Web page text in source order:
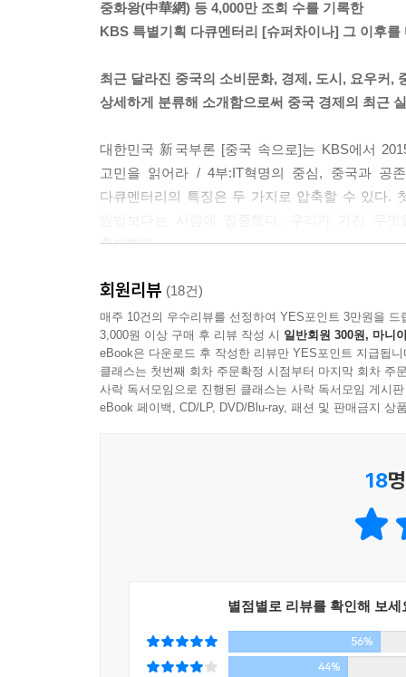
운데 눈여겨 볼 대목이 있다. 바로 선물을 하기 위
2008년 화학물질 멜라닌에 오염된 분유가 유통되
다. 어린 아이들이기에 수술 등의 치료가 쉽지 않
만, 엄마들은 분노를 가라앉힐 수는 없었다. 그 이
로 13명이 사망했고, 2008년에는 멜라닌 분유 파
유를 구하기 위해 외국으로 원정까지 갔다. 독일
분유 생산량이 2013년의 2배임에도 부족했다. 프
닝도 있었다. ---「Part-3. 중국, 무엇을 고민하고 있
반응은 뜨거웠다. 2014년에 600만 명이라는 게
게임사는 매년 3,000억 원이 넘는 영업이익을 올
의 반응은 업계 관계자들을 놀라게 했다. 메신저
하며 삼성전자의 시가총액 217조 원을 따라잡았다.
한국 게임이 중국에서 성공한 비결은 무엇일까?
색과 황금색, 용무늬를 게임에 적극 활용했다. 배
중화왕(中華網) 등 4,000만 조회 수를 기록한
KBS 특별기획 다큐멘터리 [슈퍼차이나] 그 이후를
최근 달라진 중국의 소비문화, 경제, 도시, 요우커,
상세하게 분류해 소개함으로써 중국 경제의 최근
대한민국 新국부론 [중국 속으로]는 KBS에서
고민을 읽어라 / 4부:IT혁명의 중심, 중국과 공
다큐멘터리의 특징은 두 가지로 압축할 수 있다.
출발했다.
슈퍼차이나의 등장. 우리에게 단순히 힘 센 이웃
G2를 넘어 명실상부한 ‘NO 1’으로 성장하고 싶
경제는 어떻게 변할지, 5개월간의 취재를 통해 심
13억 인구, 그들의 마음을 읽다
가장 매력적인 기술은 사람에 있다!
생산해 전 세계로 수출하는 것이 중국의 대표적인
발전도 상당하다. 북경, 상해와 같은 1선 도시들
중국을 이야기할 때 한류의 바람을 빼놓을 수 없
중국인으로 대상을 바꾼지 오래다. 이런 한류의
중국에 불고 있는 한국 음식점 열풍, 한국어 어학
회원리뷰 (18건)
매주 10건의 우수리뷰를 선정하여 YES포인트 3만원을 드
3,000원 이상 구매 후 리뷰 작성 시 일반회원 300원, 마니
eBook은 다운로드 후 작성한 리뷰만 YES포인트 지급됩니
클래스는 첫번째 회차 주문확정 시점부터 마지막 회차 주
사락 독서모임으로 진행된 클래스는 사락 독서모임 게시
eBook 페이백, CD/LP, DVD/Blu-ray, 패션 및 판매금지 상
18
별점별로 리뷰를 확인해 보세
56%
44%